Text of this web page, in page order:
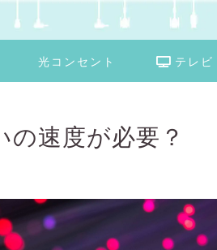
光コンセント テレビ
速度が必要？